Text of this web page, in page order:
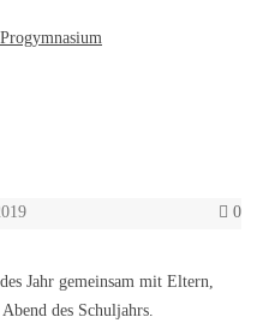
0
Jahr gemeinsam mit Eltern,
des Schuljahrs.